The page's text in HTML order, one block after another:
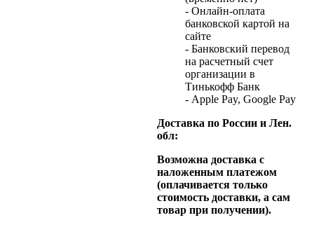
- Онлайн-оплата
банковской картой на
сайте
- Банковский перевод
на расчетный счет
организации в
Тинькофф Банк
- Apple Pay, Google Pay
Доставка по России и Лен.
обл:
Возможна доставка с
наложенным платежом
(оплачивается только
стоимость доставки, а сам
товар при получении).